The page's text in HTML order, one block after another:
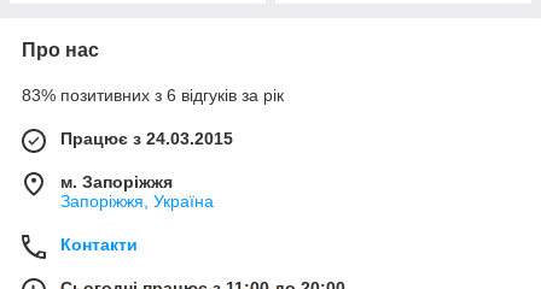
Про нас
83% позитивних з 6 відгуків за рік
Працює з 24.03.2015
м. Запоріжжя
Запоріжжя, Україна
Контакти